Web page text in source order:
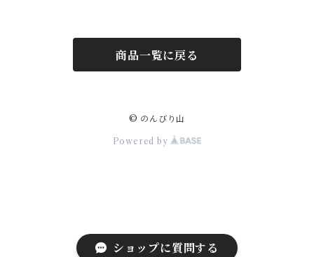
ショップに質問する
商品一覧に戻る
© のんびり山
Powered by